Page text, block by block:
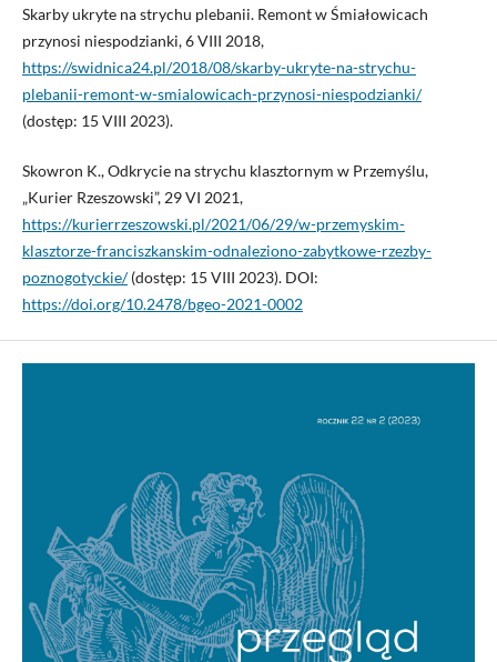
Skarby ukryte na strychu plebanii. Remont w Śmiałowicach
przynosi niespodzianki, 6 VIII 2018,
https://swidnica24.pl/2018/08/skarby-ukryte-na-strychu-
plebanii-remont-w-smialowicach-przynosi-niespodzianki/
(dostęp: 15 VIII 2023).
Skowron K., Odkrycie na strychu klasztornym w Przemyślu,
„Kurier Rzeszowski”, 29 VI 2021,
https://kurierrzeszowski.pl/2021/06/29/w-przemyskim-
klasztorze-franciszkanskim-odnaleziono-zabytkowe-rzezby-
poznogotyckie/(dostęp: 15 VIII 2023). DOI:
https://doi.org/10.2478/bgeo-2021-0002